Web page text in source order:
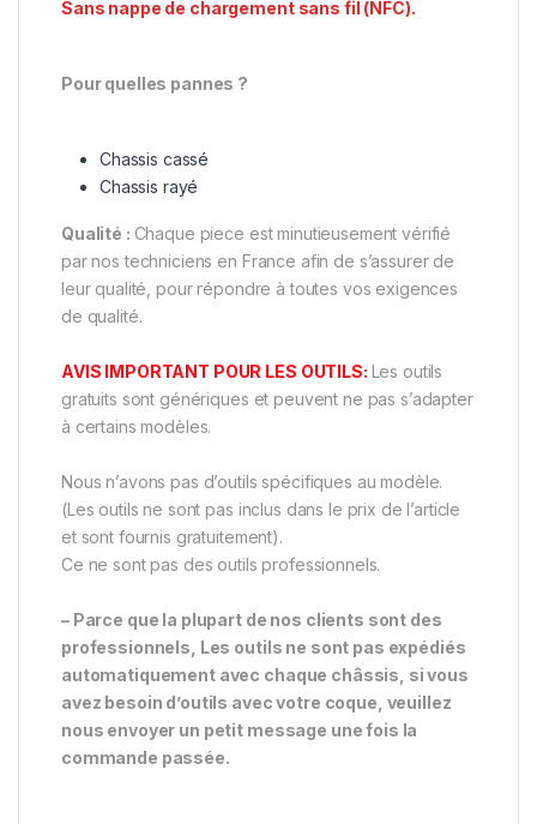
Sans nappe de chargement sans fil (NFC).
Pour quelles pannes ?
Chassis cassé
Chassis rayé
Qualité : Chaque piece est minutieusement vérifié
par nos techniciens en France afin de s’assurer de
leur qualité, pour répondre à toutes vos exigences
de qualité.
AVIS IMPORTANT POUR LES OUTILS: Les outils
gratuits sont génériques et peuvent ne pas s’adapter
à certains modèles.
Nous n’avons pas d’outils spécifiques au modèle.
(Les outils ne sont pas inclus dans le prix de l’article
et sont fournis gratuitement).
Ce ne sont pas des outils professionnels.
– Parce que la plupart de nos clients sont des
professionnels, Les outils ne sont pas expédiés
automatiquement avec chaque châssis, si vous
avez besoin d’outils avec votre coque, veuillez
nous envoyer un petit message une fois la
commande passée.